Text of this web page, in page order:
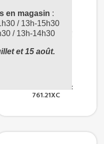
Colmatant Attix
761.21XC
en magasin :
/ 13h-15h30
/ 13h-14h30
et 15 août.